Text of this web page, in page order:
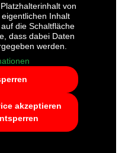
von
Inhalt
die Schaltfläche
dass dabei Daten
werden.
akzeptieren